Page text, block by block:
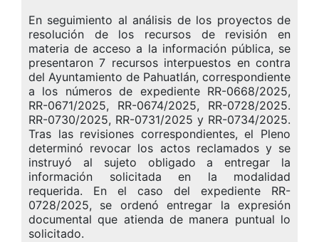
En seguimiento al análisis de los proyectos de
resolución de los recursos de revisión en
materia de acceso a la información pública, se
presentaron 7 recursos interpuestos en contra
del Ayuntamiento de Pahuatlán, correspondiente
a los números de expediente RR-0668/2025,
RR-0671/2025, RR-0674/2025, RR-0728/2025.
RR-0730/2025, RR-0731/2025 y RR-0734/2025.
Tras las revisiones correspondientes, el Pleno
determinó revocar los actos reclamados y se
instruyó al sujeto obligado a entregar la
información solicitada en la modalidad
requerida. En el caso del expediente RR-
0728/2025, se ordenó entregar la expresión
documental que atienda de manera puntual lo
solicitado.